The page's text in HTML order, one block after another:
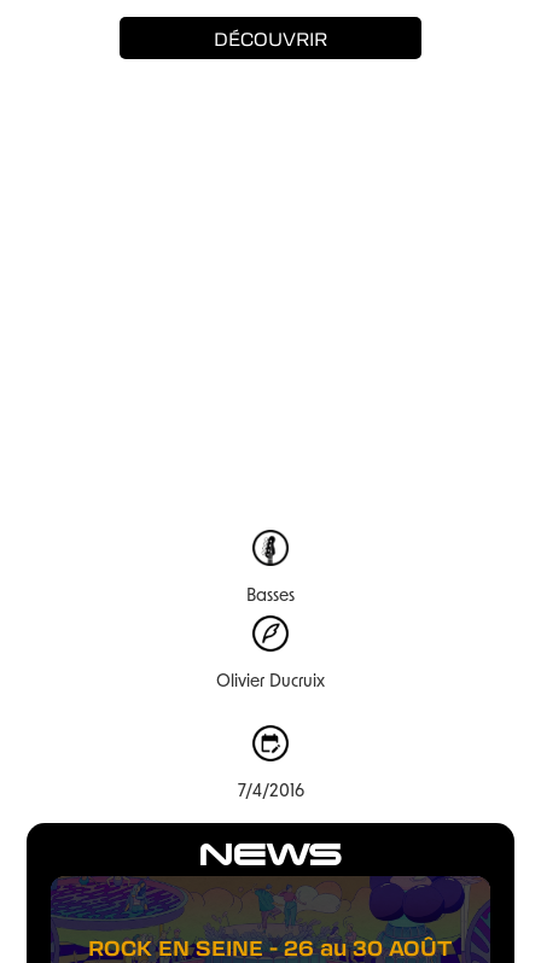
NEWS
ROCK EN SEINE - 26 au 30 AOÛT
DÉCOUVRIR
Basses
Olivier Ducruix
7/4/2016